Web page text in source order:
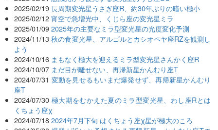
2025/02/19 長周期変光星うさぎ座R、約30年ぶりの暗い極小
2025/02/12 宵空で急増光中、くじら座の変光星ミラ
2025/01/09 2025年の主要なミラ型変光星の光度変化予測
2024/11/13 秋の食変光星、アルゴルとカシオペヤ座RZを観測し
よう
2024/10/16 まもなく極大を迎えるミラ型変光星さんかく座R
2024/10/07 まだ目が離せない、再帰新星かんむり座T
2024/07/31 変動を見せるもいまだ爆発せず、再帰新星かんむり
座T
2024/07/30 極大期をむかえた夏のミラ型変光星、わし座Rとは
くちょう座χ
2024/07/18 2024年7月下旬 はくちょう座χ星が極大のころ